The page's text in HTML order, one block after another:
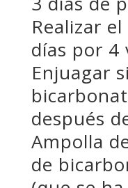
Realizar
días por 4
Enjuagar
después
Ampolla
de